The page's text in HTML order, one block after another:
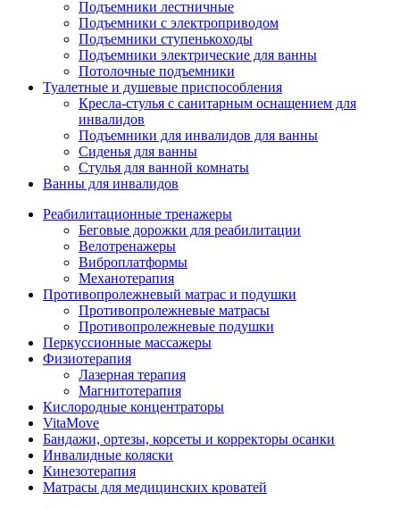
Подъемники лестничные
Подъемники с электроприводом
Подъемники ступенькоходы
Подъемники электрические для ванны
Потолочные подъемники
Туалетные и душевые приспособления
Кресла-стулья с санитарным оснащением для
инвалидов
Подъемники для инвалидов для ванны
Сиденья для ванны
Стулья для ванной комнаты
Ванны для инвалидов
Реабилитационные тренажеры
Беговые дорожки для реабилитации
Велотренажеры
Виброплатформы
Механотерапия
Противопролежневый матрас и подушки
Противопролежневые матрасы
Противопролежневые подушки
Перкуссионные массажеры
Физиотерапия
Лазерная терапия
Магнитотерапия
Кислородные концентраторы
VitaMove
Бандажи, ортезы, корсеты и корректоры осанки
Инвалидные коляски
Кинезотерапия
Матрасы для медицинских кроватей